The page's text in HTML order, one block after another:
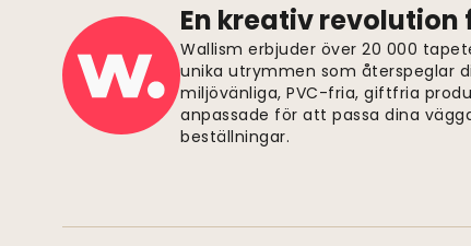
En kreativ
Wallism erbjuder över 20 000
unika utrymmen som återspeglar
miljövänliga, PVC-fria, giftfria
anpassade för att passa dina
beställningar.